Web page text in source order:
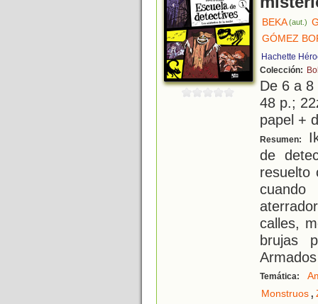
BEKA(aut.)
GÓMEZ
Hachette
Colección:
De 6 a
48 p.;
papel +
Resumen:
de
resuelto
calles,
brujas
Temática:
Monstruos,